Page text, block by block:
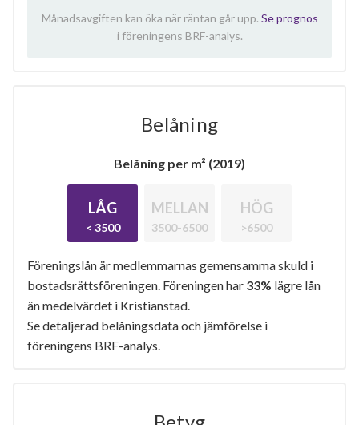
Månadsavgiften kan öka när räntan går upp. Se prognos
i föreningens BRF-analys.
Belåning
Belåning per m² (2019)
LÅG
< 3500
MELLAN
3500-6500
HÖG
>6500
Föreningslån är medlemmarnas gemensamma skuld i
bostadsrättsföreningen. Föreningen har 33% lägre lån
än medelvärdet i Kristianstad.
Se detaljerad belåningsdata och jämförelse i
föreningens BRF-analys.